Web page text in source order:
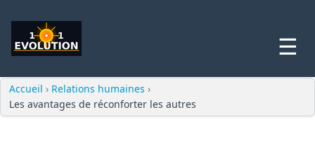
☰
Accueil › Relations humaines ›
Les avantages de réconforter les autres